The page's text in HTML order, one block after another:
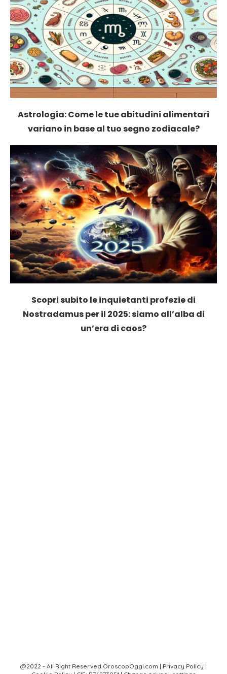
Astrologia: Come le tue abitudini alimentari
variano in base al tuo segno zodiacale?
Scopri subito le inquietanti profezie di
Nostradamus per il 2025: siamo all’alba di
un’era di caos?
@2022 - All Right Reserved OroscopOggi.com | Privacy Policy |